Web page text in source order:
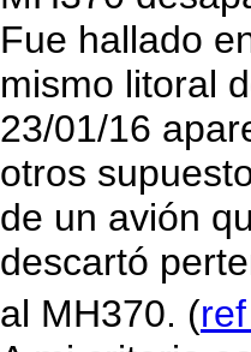
Fue hallado
mismo litoral
23/01/16
otros
de un avión
descartó
al MH370. (